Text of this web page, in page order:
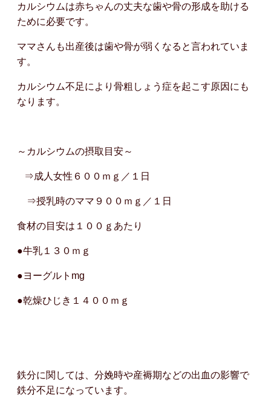
カルシウムは赤ちゃんの丈夫な歯や骨の形成を助ける
ために必要です。
ママさんも出産後は歯や骨が弱くなると言われていま
す。
カルシウム不足により骨粗しょう症を起こす原因にも
なります。
～カルシウムの摂取目安～
⇒成人女性６００ｍｇ／１日
⇒授乳時のママ９００ｍｇ／１日
食材の目安は１００ｇあたり
●牛乳１３０ｍｇ
●ヨーグルトmg
●乾燥ひじき１４００ｍｇ
鉄分に関しては、分娩時や産褥期などの出血の影響で
鉄分不足になっています。